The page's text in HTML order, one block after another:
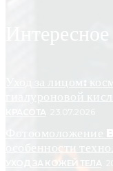
Интересное
Уход за лицом:
гиалуроновой
КРАСОТА
особенности
УХОД ЗА КОЖЕЙ ТЕЛА